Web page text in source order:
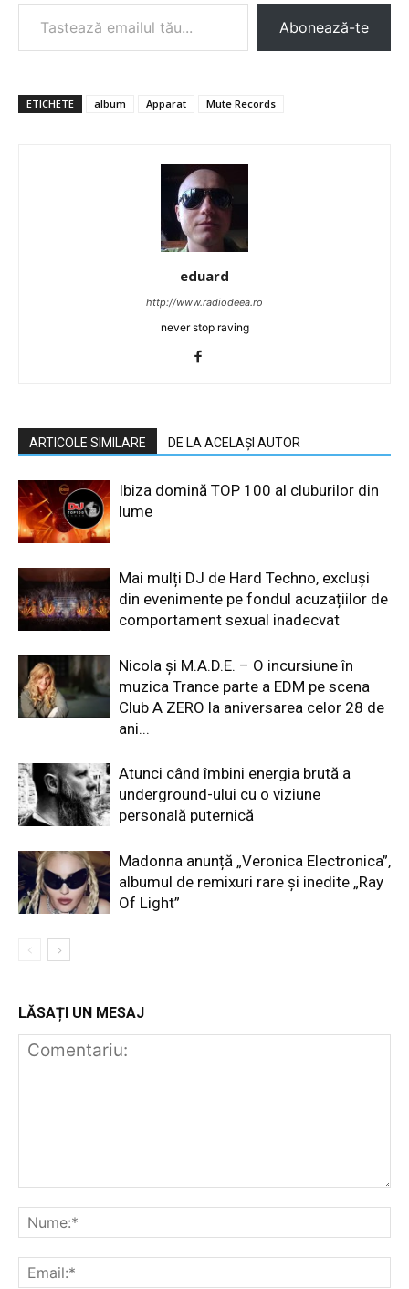
Abonează-te
ETICHETE album Apparat Mute Records
eduard
http://www.radiodeea.ro
never stop raving
ARTICOLE SIMILARE DE LA ACELAȘI AUTOR
Ibiza domină TOP 100 al cluburilor din
lume
Mai mulți DJ de Hard Techno, excluși
din evenimente pe fondul acuzațiilor de
comportament sexual inadecvat
Nicola și M.A.D.E. – O incursiune în
muzica Trance parte a EDM pe scena
Club A ZERO la aniversarea celor 28 de
ani...
Atunci când îmbini energia brută a
underground-ului cu o viziune
personală puternică
Madonna anunță „Veronica Electronica”,
albumul de remixuri rare și inedite „Ray
Of Light”
LĂSAȚI UN MESAJ